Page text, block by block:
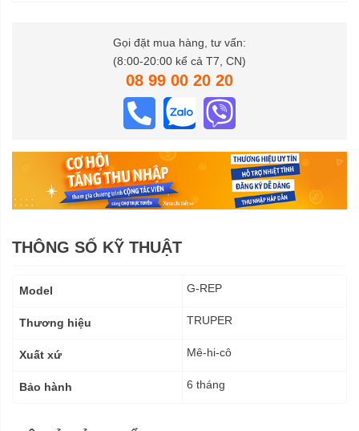
Gọi đặt mua hàng, tư vấn:
(8:00-20:00 kể cả T7, CN)
08 99 00 20 20
THÔNG SỐ KỸ THUẬT
kỹ
Model G-REP
Thương hiệu TRUPER
Xuất xứ Mê-hi-cô
Bảo hành 6 tháng